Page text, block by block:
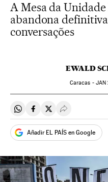
A Mesa da
abandona
conversações
EWALD
Caracas - JAN
Compartir en Whatsapp
Compartir en
Compartir en
Desplegar
Añadir EL PAÍS en Google